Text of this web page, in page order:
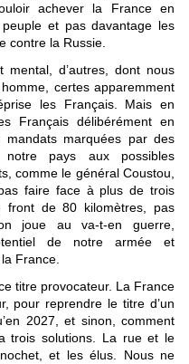
achever la France en
et pas davantage les
contre la Russie.
mental, d’autres, dont nous
certes apparemment
les Français. Mais en
Français délibérément en
marquées par des
pays aux possibles
comme le général Coustou,
faire face à plus de trois
front de 80 kilomètres, pas
joue au va-t-en guerre,
de notre armée et
France.
titre provocateur. La France
pour reprendre le titre d’un
2027, et sinon, comment
trois solutions. La rue et le
et les élus. Nous ne